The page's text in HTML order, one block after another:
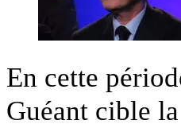
En cette
Guéant cible